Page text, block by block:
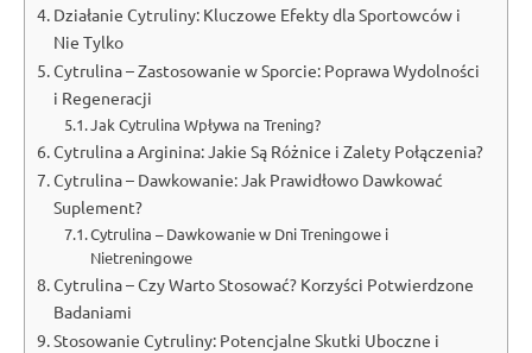
Działanie Cytruliny: Kluczowe Efekty dla Sportowców i
Nie Tylko
Cytrulina – Zastosowanie w Sporcie: Poprawa Wydolności
i Regeneracji
Jak Cytrulina Wpływa na Trening?
Cytrulina a Arginina: Jakie Są Różnice i Zalety Połączenia?
Cytrulina – Dawkowanie: Jak Prawidłowo Dawkować
Suplement?
Cytrulina – Dawkowanie w Dni Treningowe i
Nietreningowe
Cytrulina – Czy Warto Stosować? Korzyści Potwierdzone
Badaniami
Stosowanie Cytruliny: Potencjalne Skutki Uboczne i